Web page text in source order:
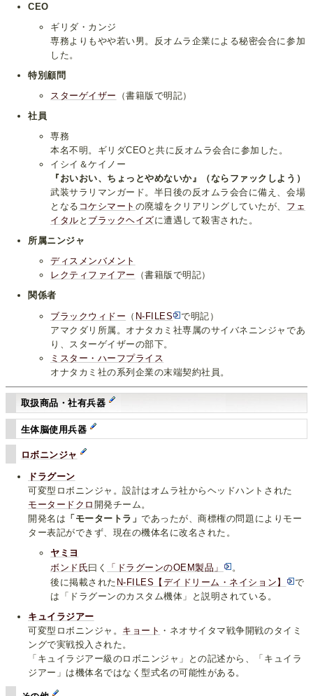
CEO
ギリダ・カンジ
専務よりもやや若い男。反オムラ企業による秘密会合に参加
した。
特別顧問
スターゲイザー
（書籍版で明記）
社員
専務
本名不明。ギリダCEOと共に反オムラ会合に参加した。
イシイ＆ケイノー
『おいおい、ちょっとやめないか』（ならファックしよう）
武装サラリマンガード。半日後の反オムラ会合に備え、会場
となる コケシマート の廃墟をクリアリングしていたが、 フェ
イタル と ブラックヘイズに遭遇して殺害された。
所属ニンジャ
ディスメンバメント
レクティファイアー
（書籍版で明記）
関係者
ブラックウィドー （ N-FILES
で明記）
アマクダリ所属。オナタカミ社専属のサイバネニンジャであ
り、スターゲイザーの部下。
ミスター・ハーフプライス
オナタカミ社の系列企業の末端契約社員。
取扱商品・社有兵器
生体脳使用兵器
ロボニンジャ
ドラグーン
可変型ロボニンジャ。設計はオムラ社からヘッドハントされた
モータードクロ 開発チーム。
開発名は 「モータートラ」であったが、商標権の問題によりモー
ター表記ができず、現在の機体名に改名された。
ヤミヨ
ボンド氏曰く 「ドラグーンのOEM製品」
。
後に掲載された N-FILES【デイドリーム・ネイション】
で
は「ドラグーンのカスタム機体」と説明されている。
キュイラジアー
可変型ロボニンジャ。 キョート ・ネオサイタマ戦争開戦のタイミ
ングで実戦投入された。
「キュイラジアー級のロボニンジャ」との記述から、「キュイラ
ジアー」は機体名ではなく型式名の可能性がある。